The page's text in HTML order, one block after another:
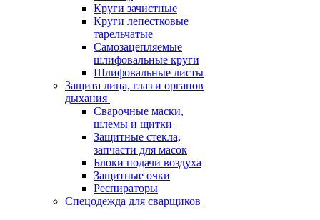
Круги зачистные
Круги лепестковые
тарельчатые
Самозацепляемые
шлифовальные круги
Шлифовальные листы
Защита лица, глаз и органов
дыхания
Сварочные маски,
шлемы и щитки
Защитные стекла,
запчасти для масок
Блоки подачи воздуха
Защитные очки
Респираторы
Спецодежда для сварщиков